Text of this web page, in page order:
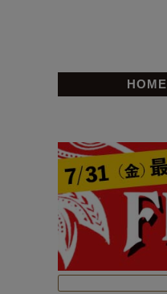
HOME